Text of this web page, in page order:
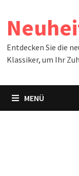
Inhalt
springen
Entdecken Sie die
Klassiker, um Ihr
MENÜ